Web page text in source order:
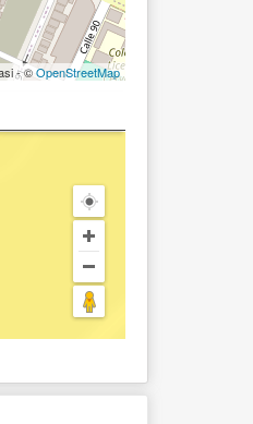
- ©OpenStreetMap